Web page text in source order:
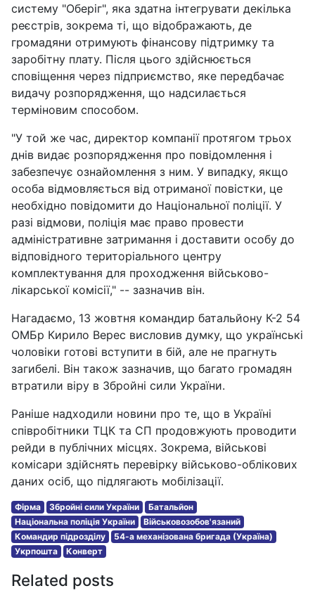
систему "Оберіг", яка здатна інтегрувати декілька
реєстрів, зокрема ті, що відображають, де
громадяни отримують фінансову підтримку та
заробітну плату. Після цього здійснюється
сповіщення через підприємство, яке передбачає
видачу розпорядження, що надсилається
терміновим способом.
"У той же час, директор компанії протягом трьох
днів видає розпорядження про повідомлення і
забезпечує ознайомлення з ним. У випадку, якщо
особа відмовляється від отриманої повістки, це
необхідно повідомити до Національної поліції. У
разі відмови, поліція має право провести
адміністративне затримання і доставити особу до
відповідного територіального центру
комплектування для проходження військово-
лікарської комісії," -- зазначив він.
Нагадаємо, 13 жовтня командир батальйону К-2 54
ОМБр Кирило Верес висловив думку, що українські
чоловіки готові вступити в бій, але не прагнуть
загибелі. Він також зазначив, що багато громадян
втратили віру в Збройні сили України.
Раніше надходили новини про те, що в Україні
співробітники ТЦК та СП продовжують проводити
рейди в публічних місцях. Зокрема, військові
комісари здійснять перевірку військово-облікових
даних осіб, що підлягають мобілізації.
Фірма Збройні сили України
Батальйон
Національна поліція України
Військовозобов'язаний
Командир підрозділу
54-а механізована бригада (Україна)
Укрпошта
Конверт
Related posts